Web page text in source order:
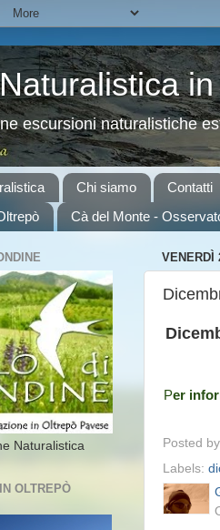
escursioni naturalistiche
Chi siamo Contatti
Cà del Monte -
VENERDÌ
Per
Posted by
Labels:
Naturalistica
OLTREPÒ